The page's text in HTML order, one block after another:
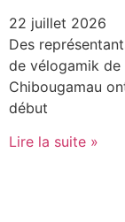
22 juillet 2026
Des
de vélogamik de
Chibougamau
début
Lire la suite »